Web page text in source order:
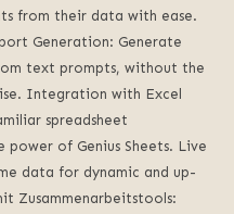
from their data with ease.
Generation: Generate
text prompts,without the
. Integration with Excel
spreadsheet
power of Genius Sheets. Live
data for dynamic and up-
Zusammenarbeitstools: